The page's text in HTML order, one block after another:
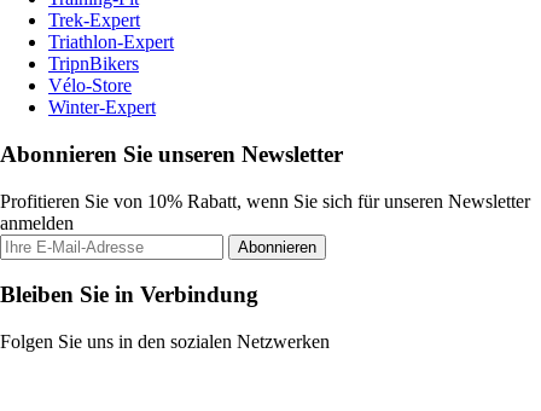
Trek-Expert
Triathlon-Expert
TripnBikers
Vélo-Store
Winter-Expert
Abonnieren Sie unseren Newsletter
Profitieren Sie von 10% Rabatt, wenn Sie sich für unseren Newsletter
anmelden
Abonnieren
Bleiben Sie in Verbindung
Folgen Sie uns in den sozialen Netzwerken